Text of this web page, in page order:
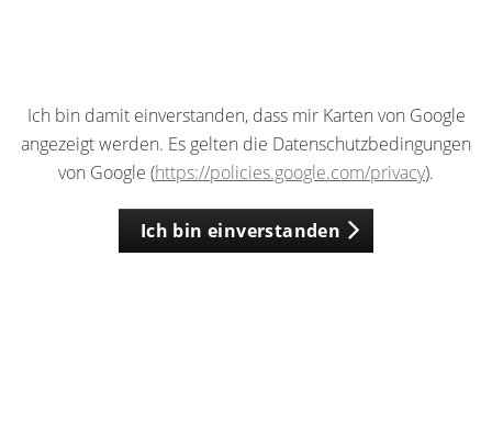
Ich bin damit einverstanden, dass mir Karten von Google
angezeigt werden. Es gelten die Datenschutzbedingungen
von Google (https://policies.google.com/privacy).
Ich bin einverstanden